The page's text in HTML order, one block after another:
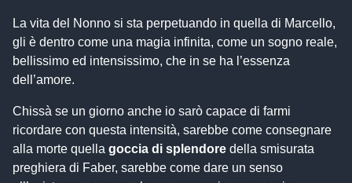
La vita del Nonno si sta perpetuando in quella di Marcello,
gli è dentro come una magia infinita, come un sogno reale,
bellissimo ed intensissimo, che in se ha l’essenza
dell’amore.
Chissà se un giorno anche io sarò capace di farmi
ricordare con questa intensità, sarebbe come consegnare
alla morte quella goccia di splendore della smisurata
preghiera di Faber, sarebbe come dare un senso